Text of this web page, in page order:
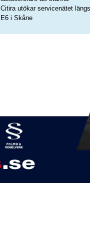
Citira utökar servicenätet längs
E6 i Skåne